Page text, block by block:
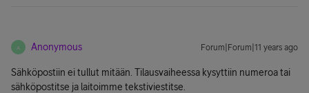
A Anonymous Forum|Forum|11 years ago
Sähköpostiin ei tullut mitään. Tilausvaiheessa kysyttiin numeroa tai
sähköpostitse ja laitoimme tekstiviestitse.